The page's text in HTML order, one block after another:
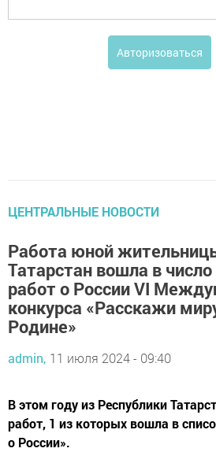
Авторизоваться
ЦЕНТРАЛЬНЫЕ НОВОСТИ
Работа юной
Татарстан вошла в
работ о России VI
конкурса «Расскажи
Родине»
admin, 11 июля 2024 - 09:40
В этом году из Республики
работ, 1 из которых вошла в
о России».